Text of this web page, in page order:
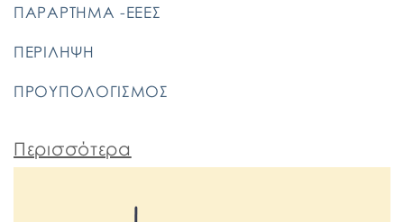
ΠΑΡΑΡΤΗΜΑ -ΕΕΕΣ
ΠΕΡΙΛΗΨΗ
ΠΡΟΥΠΟΛΟΓΙΣΜΟΣ
Περισσότερα